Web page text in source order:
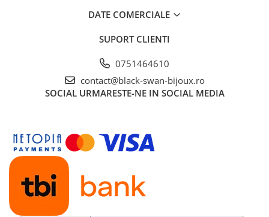
DATE COMERCIALE
SUPORT CLIENTI
0751464610
contact@black-swan-bijoux.ro
SOCIAL URMARESTE-NE IN SOCIAL MEDIA